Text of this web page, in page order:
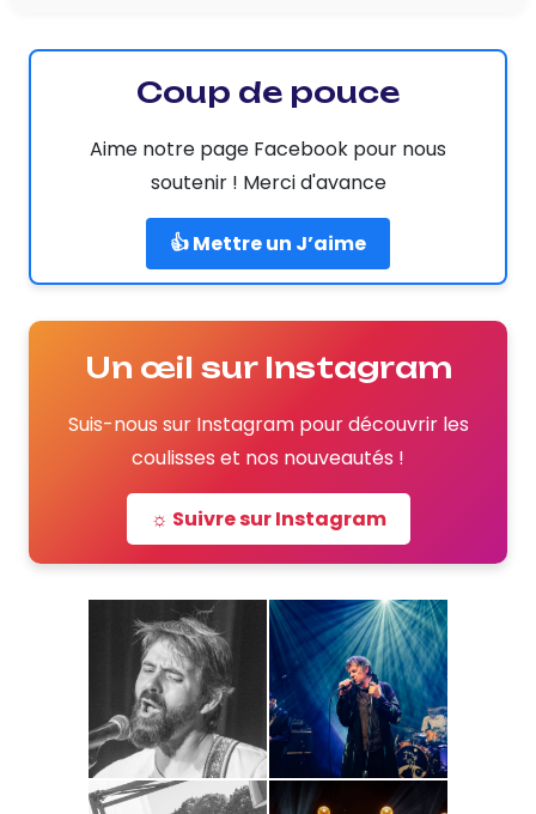
Coup de pouce
Aime notre page Facebook pour nous
soutenir ! Merci d'avance
👍 Mettre un J’aime
Un œil sur Instagram
Suis-nous sur Instagram pour découvrir les
coulisses et nos nouveautés !
☼ Suivre sur Instagram